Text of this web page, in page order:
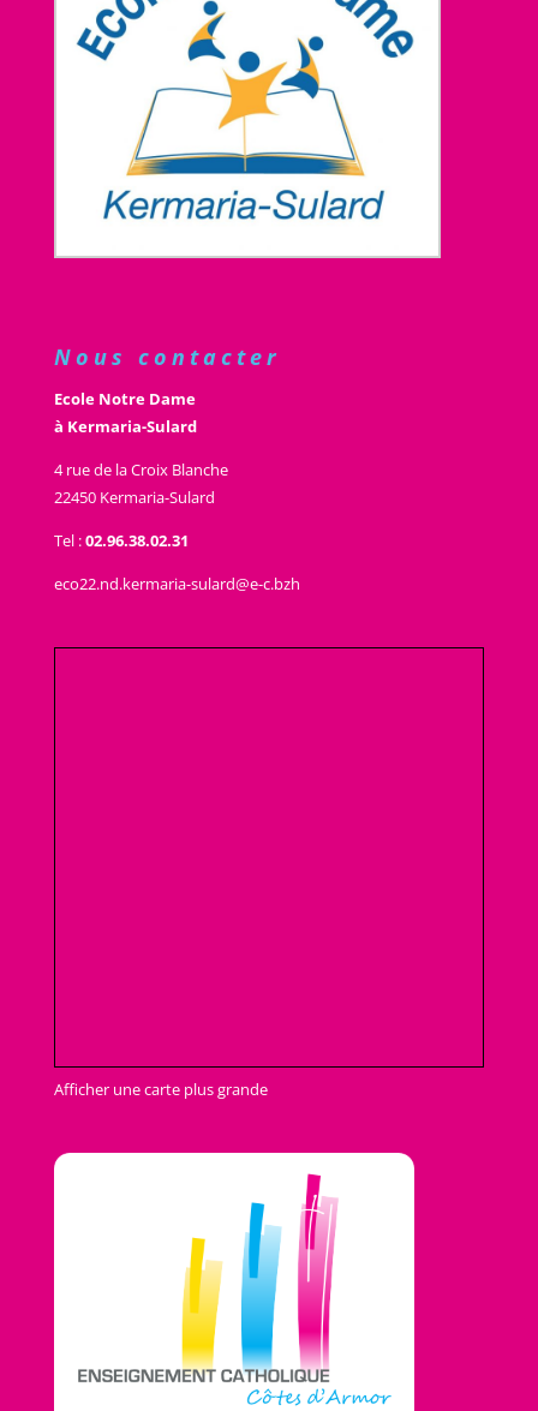
Nous contacter
Ecole Notre Dame
à Kermaria-Sulard
4 rue de la Croix Blanche
22450 Kermaria-Sulard
Tel :02.96.38.02.31
eco22.nd.kermaria-sulard@e-c.bzh
Afficher une carte plus grande